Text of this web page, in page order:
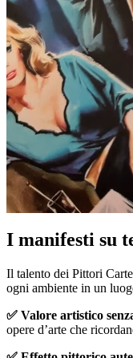
I manifesti su
Il talento dei Pittori
ogni ambiente in un
✅ Valore artistico
opere d’arte che